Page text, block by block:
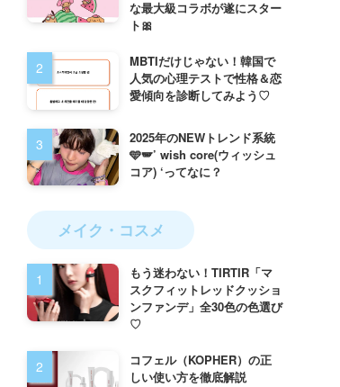
な最大級コラボが遂にスター
ト🎀
MBTIだけじゃない！韓国で
人気の心理テストで性格＆恋
愛傾向を診断してみよう♡
2025年のNEWトレンド系統
🩵🪽’ wish core(ウィッシュ
コア) ‘ってなに？
メイク・コスメ
もう迷わない！TIRTIR「マ
スクフィットレッドクッショ
ンファンデ」全30色の色選び
♡
コフェル（KOPHER）の正
しい使い方を徹底解説